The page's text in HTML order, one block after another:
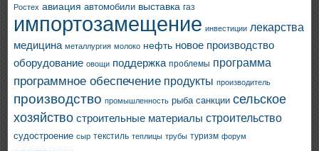
Ростех авиация автомобили выставка газ
импортозамещение инвестиции лекарства
медицина металлургия молоко нефть новое производство
оборудование овощи поддержка проблемы программа
программное обеспечение продукты производитель
производство промышленность рыба санкции сельское
хозяйство строительные материалы строительство
судостроение сыр текстиль теплицы трубы туризм форум